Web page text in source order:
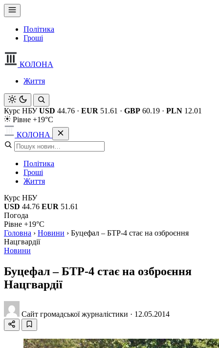
Політика
Гроші
КОЛОНА
Життя
Курс НБУ USD 44.76 · EUR 51.61 · GBP 60.19 · PLN 12.01
Рівне +19°C
КОЛОНА
Політика
Гроші
Життя
Курс НБУ
USD 44.76 EUR 51.61
Погода
Рівне +19°C
Головна › Новини › Буцефал – БТР-4 стає на озброєння
Нацгвардії
Новини
Буцефал – БТР-4 стає на озброєння
Нацгвардії
Сайт громадської журналістики · 12.05.2014